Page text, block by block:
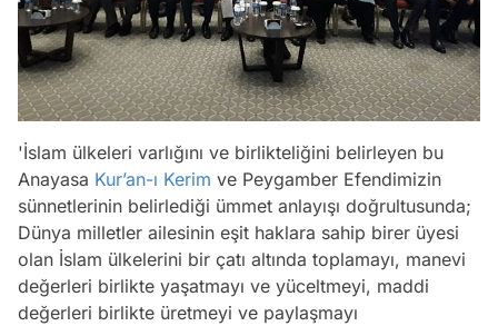
'İslam ülkeleri varlığını ve birlikteliğini belirleyen bu
Anayasa Kur’an-ı Kerim ve Peygamber Efendimizin
sünnetlerinin belirlediği ümmet anlayışı doğrultusunda;
Dünya milletler ailesinin eşit haklara sahip birer üyesi
olan İslam ülkelerini bir çatı altında toplamayı, manevi
değerleri birlikte yaşatmayı ve yüceltmeyi, maddi
değerleri birlikte üretmeyi ve paylaşmayı